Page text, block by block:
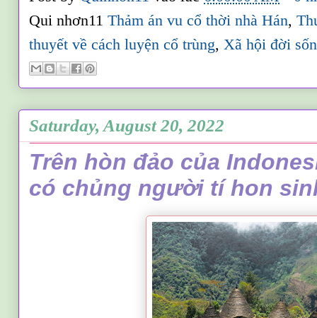
Qui nhơn11Thảm án vu cổ thời nhà Hán,
thuyết về cách luyện cổ trùng,Xã hội đời
Saturday, August 20, 2022
Trên hòn đảo của
có chủng người tí hon